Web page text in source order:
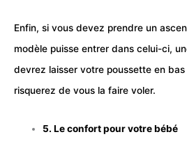
Enfin, si vous devez prendre un
modèle puisse entrer dans celui-ci,
devrez laisser votre poussette en bas
risquerez de vous la faire voler.
5. Le confort pour votre bébé